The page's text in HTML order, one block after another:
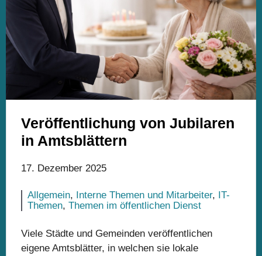
Veröffentlichung von Jubilaren
in Amtsblättern
17. Dezember 2025
Allgemein, Interne Themen und Mitarbeiter, IT-
Themen, Themen im öffentlichen Dienst
Viele Städte und Gemeinden veröffentlichen
eigene Amtsblätter, in welchen sie lokale